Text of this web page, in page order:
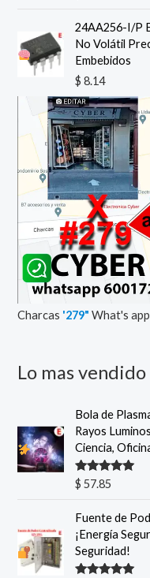
24AA256-I/P
No Volátil
Embebidos
$ 8.14
Charcas '279" What's
Lo mas vendido
Bola de
Rayos
Ciencia,
Valorado
con
$ 57.85
Fuente de
¡Energía
Seguridad!